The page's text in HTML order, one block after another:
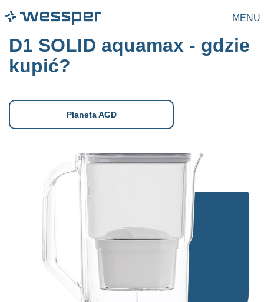
MENU
D1 SOLID aquamax - gdzie
kupić?
Planeta AGD